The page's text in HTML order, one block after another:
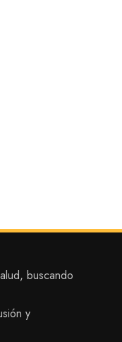
buscando
y